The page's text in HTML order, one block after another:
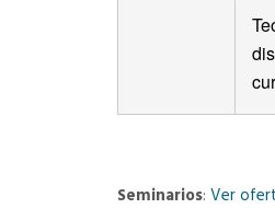
Seminarios: Ver